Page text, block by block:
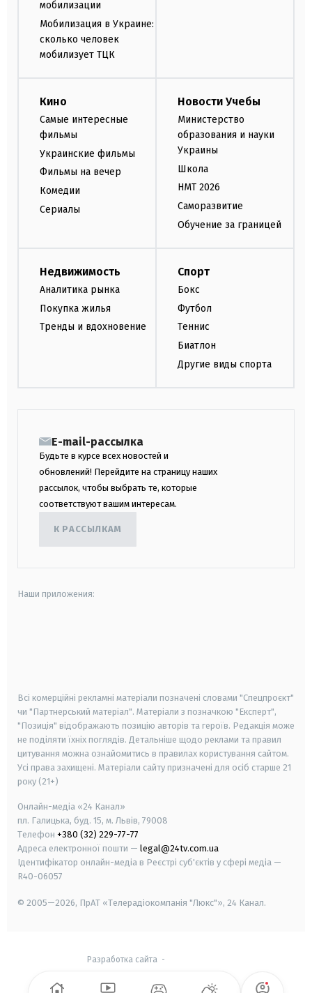
мобилизации
Мобилизация в Украине:
сколько человек
мобилизует ТЦК
Кино
Самые интересные
фильмы
Украинские фильмы
Фильмы на вечер
Комедии
Сериалы
Новости Учебы
Министерство
образования и науки
Украины
Школа
НМТ 2026
Саморазвитие
Обучение за границей
Недвижимость
Аналитика рынка
Покупка жилья
Тренды и вдохновение
Спорт
Бокс
Футбол
Теннис
Биатлон
Другие виды спорта
E-mail-рассылка
Будьте в курсе всех новостей и
обновлений! Перейдите на страницу наших
рассылок, чтобы выбрать те, которые
соответствуют вашим интересам.
К РАССЫЛКАМ
Наши приложения:
Всі комерційні рекламні матеріали позначені словами "Спецпроєкт"
чи "Партнерський матеріал". Матеріали з позначкою "Експерт",
"Позиція" відображають позицію авторів та героїв. Редакція може
не поділяти їхніх поглядів. Детальніше щодо реклами та правил
цитування можна ознайомитись в правилах користування сайтом.
Усі права захищені. Матеріали сайту призначені для осіб старше 21
року (21+)
Онлайн-медіа «24 Канал»
пл. Галицька, буд. 15, м. Львів, 79008
Телефон +380 (32) 229-77-77
Адреса електронної пошти — legal@24tv.com.ua
Ідентифікатор онлайн-медіа в Реєстрі суб'єктів у сфері медіа —
R40-06057
© 2005—2026, ПрАТ «Телерадіокомпанія "Люкс"», 24 Канал.
Разработка сайта -